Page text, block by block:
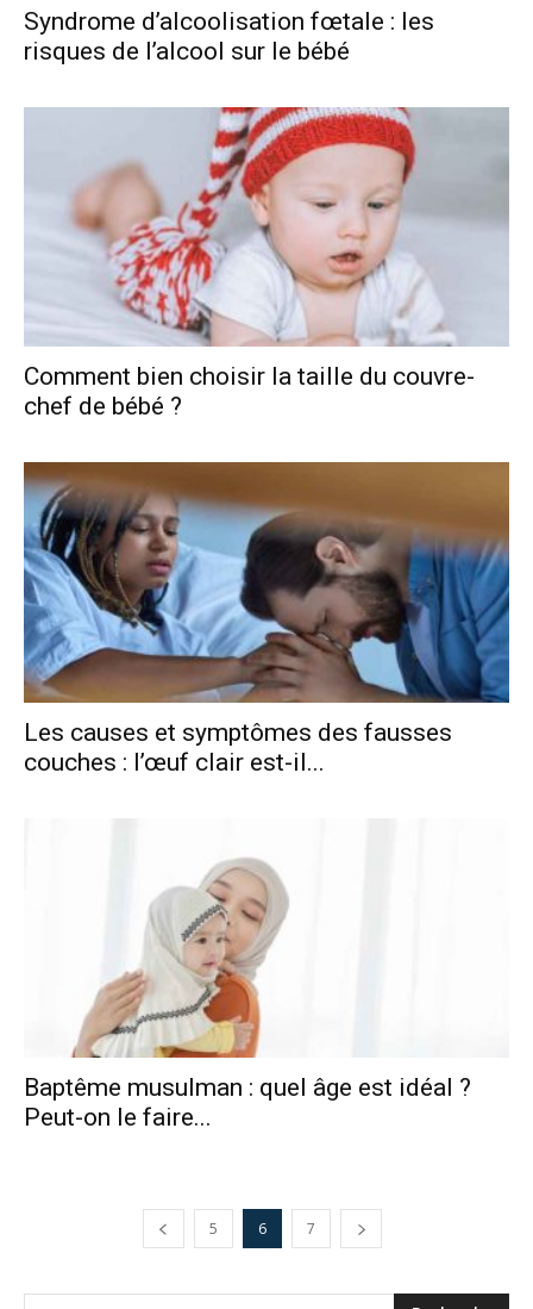
Syndrome d’alcoolisation fœtale : les
risques de l’alcool sur le bébé
Comment bien choisir la taille du couvre-
chef de bébé ?
Les causes et symptômes des fausses
couches : l’œuf clair est-il...
Baptême musulman : quel âge est idéal ?
Peut-on le faire...
5 6 7